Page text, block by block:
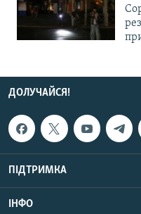
ДОЛУЧАЙСЯ!
ПІДТРИМКА
ІНФО